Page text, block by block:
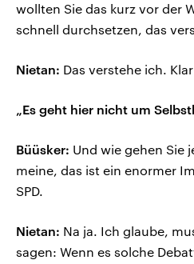
wollten Sie das kurz vor der
schnell durchsetzen, das
Nietan: Das verstehe ich.
„Es geht hier nicht um
Büüsker: Und wie gehen Sie
meine, das ist ein enormer
SPD.
Nietan: Na ja. Ich glaube,
sagen: Wenn es solche